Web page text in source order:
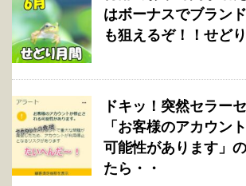
はボーナスでブラン
も狙えるぞ！！せど
ドキッ！突然セラー
「お客様のアカウン
可能性があります」
たら・・